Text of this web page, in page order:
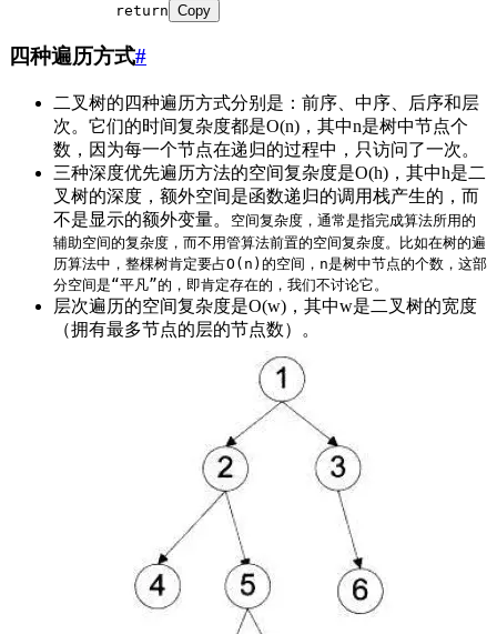
            return
Copy
四种遍历方式#
二叉树的四种遍历方式分别是：前序、中序、后序和层
次。它们的时间复杂度都是O(n)，其中n是树中节点个
数，因为每一个节点在递归的过程中，只访问了一次。
三种深度优先遍历方法的空间复杂度是O(h)，其中h是二
叉树的深度，额外空间是函数递归的调用栈产生的，而
不是显示的额外变量。
空间复杂度，通常是指完成算法所用的
辅助空间的复杂度，而不用管算法前置的空间复杂度。比如在树的遍
历算法中，整棵树肯定要占O(n)的空间，n是树中节点的个数，这部
分空间是“平凡”的，即肯定存在的，我们不讨论它。
层次遍历的空间复杂度是O(w)，其中w是二叉树的宽度
（拥有最多节点的层的节点数）。